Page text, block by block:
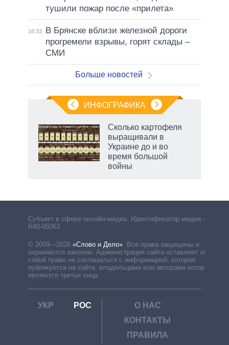
тушили пожар после «прилета»
16:33
В Брянске вблизи железной дороги
прогремели взрывы, горят склады –
СМИ
Больше новостей
ИНФОГРАФИКА
Сколько картофеля
выращивали в
Украине до и во
время большой
войны
Субъект в сфере онлайн-медиа. Идентификатор медиа –
R40-05063
© 2009—2026 «Слово и Дело» Все права защищены и
охраняются законом. Администрация сайта оставляет за
собой право не соглашаться с информацией, которая
публикуется на сайте, владельцами или авторами которой
являются третьи лица.
УКР РОС
О НАС
КОНТАКТЫ
ПРАВИЛА